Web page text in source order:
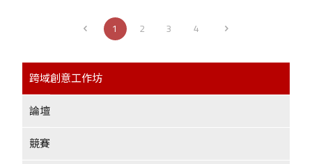
1 2 3 4
跨域創意工作坊
論壇
競賽